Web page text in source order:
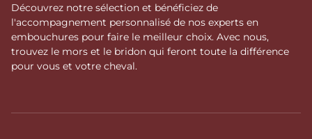
Découvrez notre sélection et bénéficiez de
l'accompagnement personnalisé de nos experts en
embouchures pour faire le meilleur choix. Avec nous,
trouvez le mors et le bridon qui feront toute la différence
pour vous et votre cheval.